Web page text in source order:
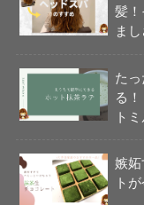
髪！
まし
た
る
ト
嫉妬
ト